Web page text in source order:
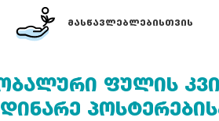
ᲛᲐᲡᲬᲐᲕᲚᲔᲑᲚᲔᲑᲘᲡᲗᲕᲘᲡ
ᲤᲣᲚᲘᲡ